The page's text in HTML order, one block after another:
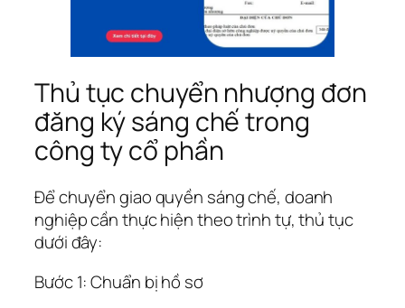
Thủ tục chuyển nhượng đơn
đăng ký sáng chế trong
công ty cổ phần
Để chuyển giao quyền sáng chế, doanh
nghiệp cần thực hiện theo trình tự, thủ tục
dưới đây:
Bước 1: Chuẩn bị hồ sơ